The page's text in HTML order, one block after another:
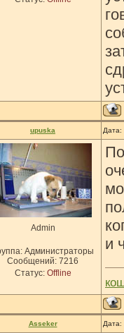
upuska Дата:
Admin
Администраторы
Сообщений: 7216
Статус: Offline
и
Asseker Дата: